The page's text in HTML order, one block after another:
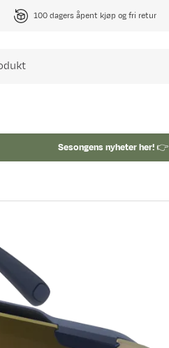
100 dagers åpent kjøp og fri retur
Sesongens nyheter her!👉